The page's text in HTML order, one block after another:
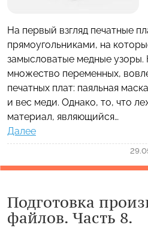
На первый взгляд печатные
прямоугольниками, на
замысловатые медные узоры.
множество переменных,
печатных плат: паяльная
и вес меди. Однако, то, что
материал, являющийся…
Далее
Подготовка
файлов. Часть 8.